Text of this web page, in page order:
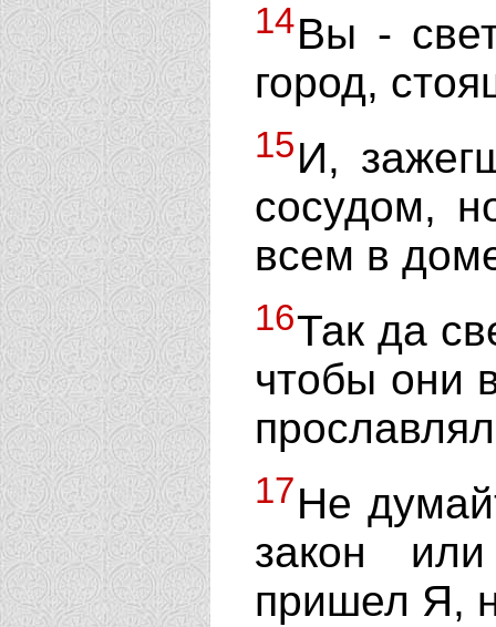
14Вы -
город,
15И,
сосудом,
всем в
16Так да
чтобы они
17Не
закон
пришел Я,